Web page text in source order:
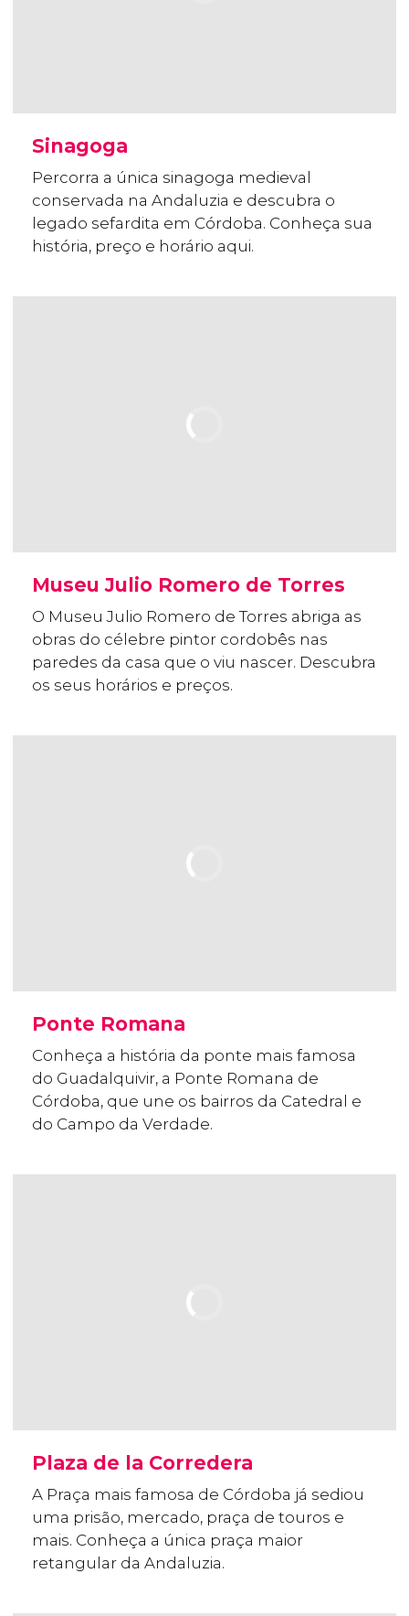
Sinagoga
Percorra a única sinagoga medieval
conservada na Andaluzia e descubra o
legado sefardita em Córdoba. Conheça sua
história, preço e horário aqui.
Museu Julio Romero de Torres
O Museu Julio Romero de Torres abriga as
obras do célebre pintor cordobês nas
paredes da casa que o viu nascer. Descubra
os seus horários e preços.
Ponte Romana
Conheça a história da ponte mais famosa
do Guadalquivir, a Ponte Romana de
Córdoba, que une os bairros da Catedral e
do Campo da Verdade.
Plaza de la Corredera
A Praça mais famosa de Córdoba já sediou
uma prisão, mercado, praça de touros e
mais. Conheça a única praça maior
retangular da Andaluzia.